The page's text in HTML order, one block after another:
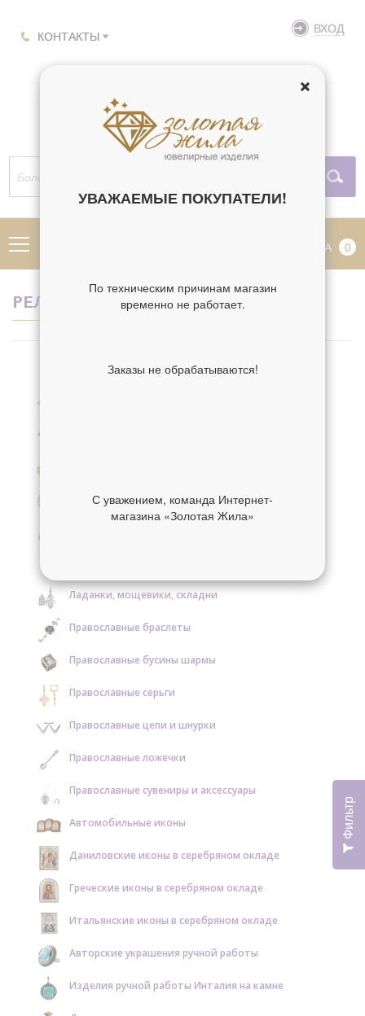
КОНТАКТЫ ВХОД
КОРЗИНА 0
Фильтр
РЕЛИГИЯ СЛОВО ПЛОТЬ БЫСТЬ
Образки и нательные иконы серебряные
Ладанки, мощевики, складни
Православные браслеты
Православные бусины шармы
Православные серьги
Православные цепи и шнурки
Православные ложечки
Православные сувениры и аксессуары
Автомобильные иконы
Даниловские иконы в серебряном окладе
Греческие иконы в серебряном окладе
Итальянские иконы в серебряном окладе
Авторские украшения ручной работы
Изделия ручной работы Инталия на камне
УВАЖАЕМЫЕ ПОКУПАТЕЛИ!
По техническим причинам магазин
временно не работает.
Заказы не обрабатываются!
С уважением, команда Интернет-
магазина «Золотая Жила»